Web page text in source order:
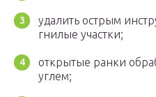
удалить острым
гнилые участки;
открытые ранки
углем;